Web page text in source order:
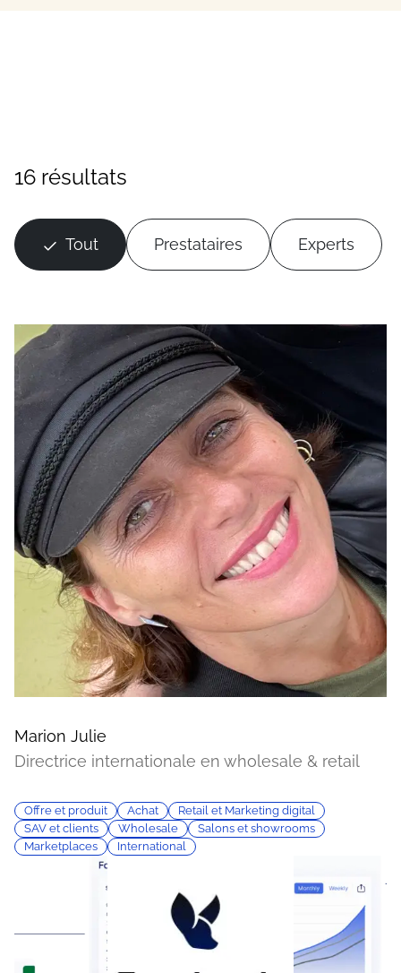
16 résultats
Tout Prestataires Experts
Marion Julie
Directrice internationale en wholesale & retail
Offre et produit Achat
Retail et Marketing digital
SAV et clients
Wholesale
Salons et showrooms
Marketplaces
International